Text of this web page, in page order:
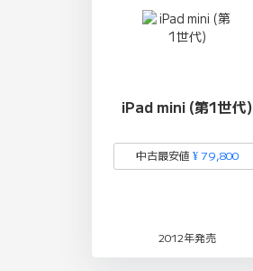
iPad mini (第1世代)
中古最安値 ¥ 79,800
2012年発売